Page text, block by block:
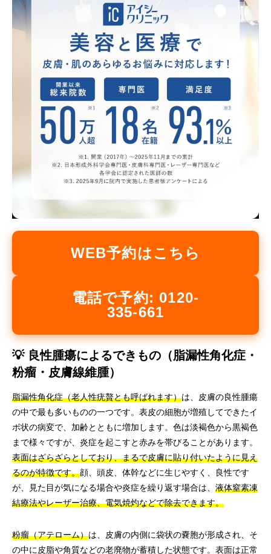
WEB予約はこちら
電話で予約: 0120-
335-661
💡 良性腫瘍によるできもの（脂漏性角化症・
粉瘤・皮膚線維腫）
脂漏性角化症（老人性疣贅とも呼ばれます）は、皮膚の良性腫瘍
の中で最も多いものの一つです。表皮の細胞が増殖してできたイ
ボ状の病変で、加齢とともに増加します。色は淡褐色から黒褐色
まで様々ですが、炎症を起こすと赤みを帯びることがあります。
表面はざらざらとしており、まるで皮膚に貼り付いたように見え
るのが特徴です。顔、頭皮、体幹などに生じやすく、良性です
が、見た目が気になる場合や炎症を繰り返す場合は、 液体窒素凍
結療法やレーザー治療、電気焼灼などで除去できます。
粉瘤（アテローム）は、皮膚の内側に袋状の嚢胞が形成され、そ
の中に皮脂や角質などの老廃物が蓄積した状態です。表面は正常